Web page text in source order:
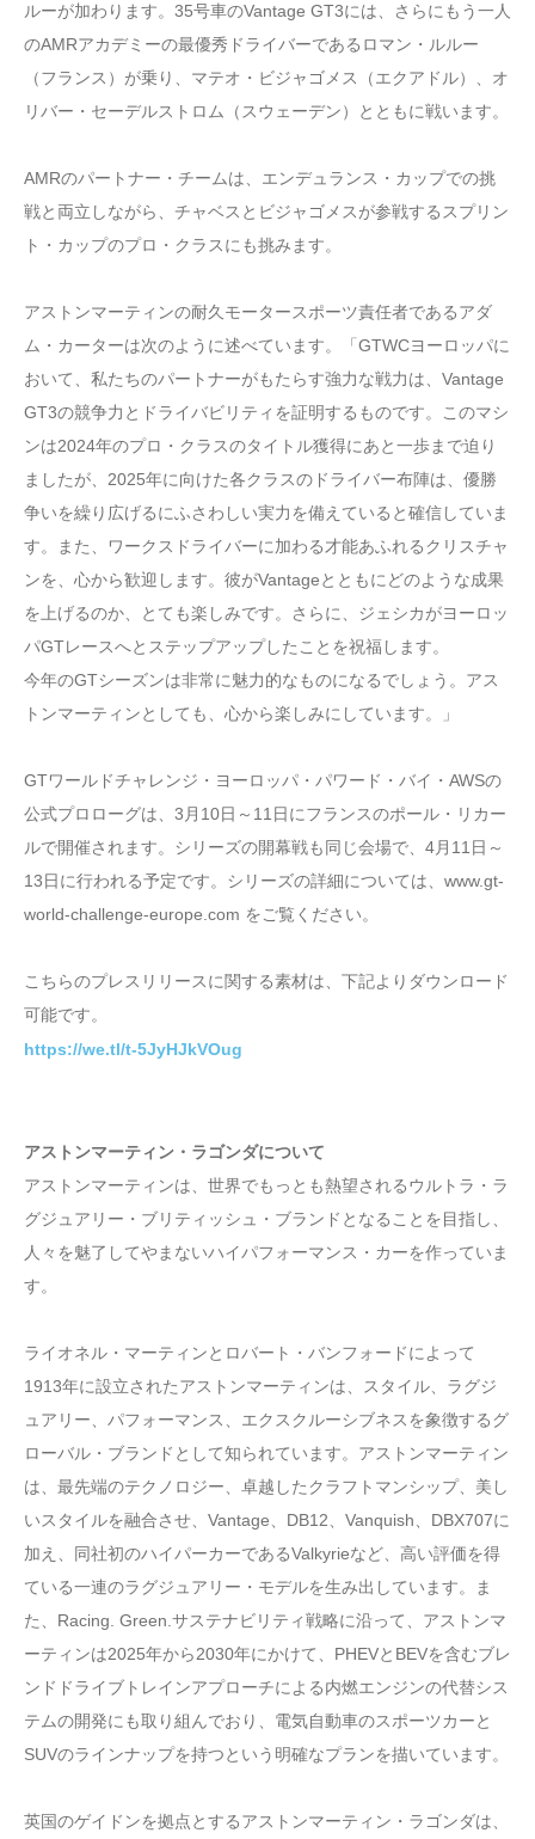
ルーが加わります。35号車のVantage GT3には、さらにもう一人
のAMRアカデミーの最優秀ドライバーであるロマン・ルルー
（フランス）が乗り、マテオ・ビジャゴメス（エクアドル）、オ
リバー・セーデルストロム（スウェーデン）とともに戦います。
AMRのパートナー・チームは、エンデュランス・カップでの挑
戦と両立しながら、チャベスとビジャゴメスが参戦するスプリン
ト・カップのプロ・クラスにも挑みます。
アストンマーティンの耐久モータースポーツ責任者であるアダ
ム・カーターは次のように述べています。「GTWCヨーロッパに
おいて、私たちのパートナーがもたらす強力な戦力は、Vantage
GT3の競争力とドライバビリティを証明するものです。このマシ
ンは2024年のプロ・クラスのタイトル獲得にあと一歩まで迫り
ましたが、2025年に向けた各クラスのドライバー布陣は、優勝
争いを繰り広げるにふさわしい実力を備えていると確信していま
す。また、ワークスドライバーに加わる才能あふれるクリスチャ
ンを、心から歓迎します。彼がVantageとともにどのような成果
を上げるのか、とても楽しみです。さらに、ジェシカがヨーロッ
パGTレースへとステップアップしたことを祝福します。
今年のGTシーズンは非常に魅力的なものになるでしょう。アス
トンマーティンとしても、心から楽しみにしています。」
GTワールドチャレンジ・ヨーロッパ・パワード・バイ・AWSの
公式プロローグは、3月10日～11日にフランスのポール・リカー
ルで開催されます。シリーズの開幕戦も同じ会場で、4月11日～
13日に行われる予定です。シリーズの詳細については、www.gt-
world-challenge-europe.com をご覧ください。
こちらのプレスリリースに関する素材は、下記よりダウンロード
可能です。
https://we.tl/t-5JyHJkVOug
アストンマーティン・ラゴンダについて
アストンマーティンは、世界でもっとも熱望されるウルトラ・ラ
グジュアリー・ブリティッシュ・ブランドとなることを目指し、
人々を魅了してやまないハイパフォーマンス・カーを作っていま
す。
ライオネル・マーティンとロバート・バンフォードによって
1913年に設立されたアストンマーティンは、スタイル、ラグジ
ュアリー、パフォーマンス、エクスクルーシブネスを象徴するグ
ローバル・ブランドとして知られています。アストンマーティン
は、最先端のテクノロジー、卓越したクラフトマンシップ、美し
いスタイルを融合させ、Vantage、DB12、Vanquish、DBX707に
加え、同社初のハイパーカーであるValkyrieなど、高い評価を得
ている一連のラグジュアリー・モデルを生み出しています。ま
た、Racing. Green.サステナビリティ戦略に沿って、アストンマ
ーティンは2025年から2030年にかけて、PHEVとBEVを含むブレ
ンドドライブトレインアプローチによる内燃エンジンの代替シス
テムの開発にも取り組んでおり、電気自動車のスポーツカーと
SUVのラインナップを持つという明確なプランを描いています。
英国のゲイドンを拠点とするアストンマーティン・ラゴンダは、